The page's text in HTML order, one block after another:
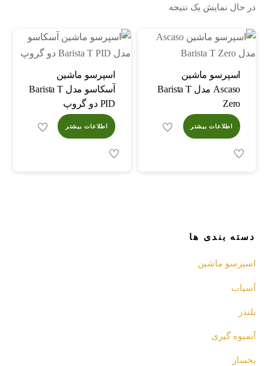
در حال نمایش یک نتیجه
اسپرسو ماشین
Ascaso مدل Barista T
Zero
اطلاعات بیشتر
اسپرسو ماشین
آسکاسو مدل Barista T
PID دو گروپ
اطلاعات بیشتر
دسته بندی ها
اسپرسو‌ ماشین
آسیاب
بلندر
آبمیوه گیری
یخساز